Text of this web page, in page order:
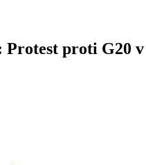
Protest proti G20